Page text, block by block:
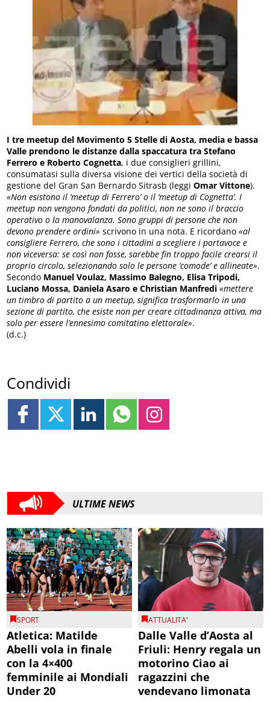
I tre meetup del Movimento 5 Stelle di Aosta, media e bassa
Valle prendono le distanze dalla spaccatura tra Stefano
Ferrero e Roberto Cognetta, i due consiglieri grillini,
consumatasi sulla diversa visione dei vertici della società di
gestione del Gran San Bernardo Sitrasb (leggiOmar Vittone).
«Non esistono il ‘meetup di Ferrero’ o il ‘meetup di Cognetta’. I
meetup non vengono fondati da politici, non ne sono il braccio
operativo o la manovalanza. Sono gruppi di persone che non
devono prendere ordini» scrivono in una nota. E ricordano«al
consigliere Ferrero, che sono i cittadini a scegliere i portavoce e
non viceversa: se così non fosse, sarebbe fin troppo facile crearsi il
proprio circolo, selezionando solo le persone ‘comode’ e allineate».
Secondo Manuel Voulaz, Massimo Balegno, Elisa Tripodi,
Luciano Mossa, Daniela Asaro e Christian Manfredi «mettere
un timbro di partito a un meetup, significa trasformarlo in una
sezione di partito, che esiste non per creare cittadinanza attiva, ma
solo per essere l’ennesimo comitatino elettorale».
(d.c.)
Condividi
ULTIME NEWS
SPORT
Atletica: Matilde
Abelli vola in finale
con la 4×400
femminile ai Mondiali
Under 20
ATTUALITA'
Dalle Valle d’Aosta al
Friuli: Henry regala un
motorino Ciao ai
ragazzini che
vendevano limonata